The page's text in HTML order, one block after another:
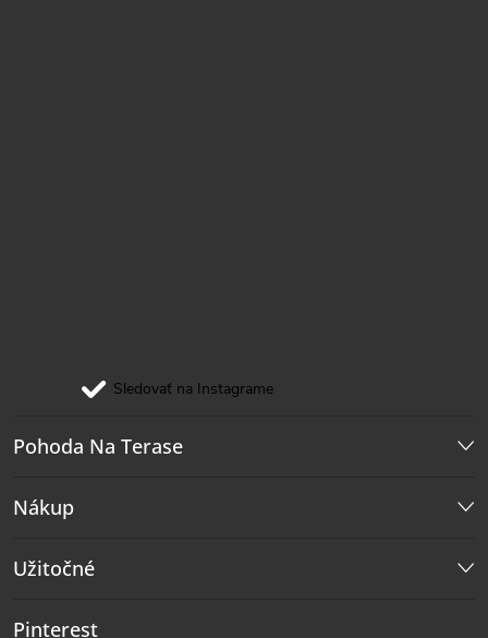
Sledovať na Instagrame
Pohoda Na Terase
Nákup
Užitočné
Pinterest